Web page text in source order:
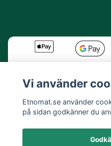
Vi använder
Etnomat.se använder
på sidan godkänner du